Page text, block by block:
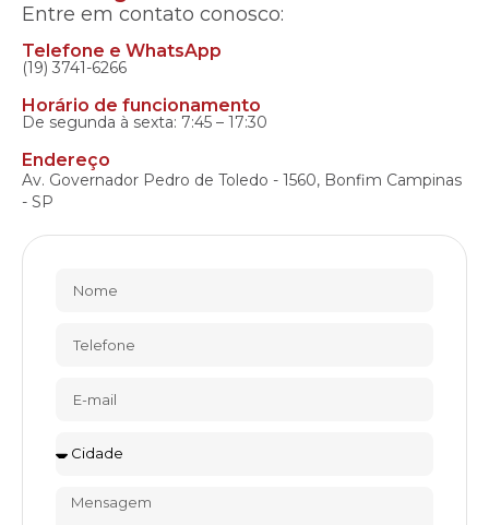
Entre em contato conosco:
Telefone e WhatsApp
(19) 3741-6266
Horário de funcionamento
De segunda à sexta: 7:45 – 17:30
Endereço
Av. Governador Pedro de Toledo - 1560, Bonfim Campinas
- SP